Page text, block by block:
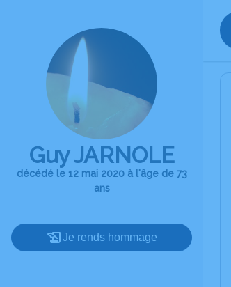
Guy JARNOLE
décédé le 12 mai 2020 à l'âge de 73
ans
Je rends hommage